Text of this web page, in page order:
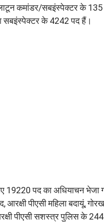
कमांडर/सबइंस्पेक्टर के 135
सबइंस्पेक्टर के 4242 पद हैं।
19220 पद का अधियाचन भेजा
आरक्षी पीएसी महिला बदायूं,
पीएसी सशस्त्र पुलिस के